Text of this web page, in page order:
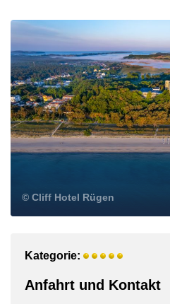
© Cliff Hotel Rügen
Kategorie:
Anfahrt und Kontakt